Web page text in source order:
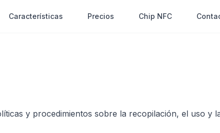
Características Precios Chip NFC
y procedimientos sobre la recopilación, el uso y